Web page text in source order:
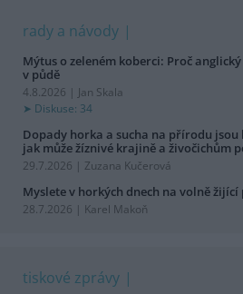
rady a návody
Mýtus o zeleném koberci: Proč
v půdě
4.8.2026 | Jan Skala
Diskuse: 34
Dopady horka a sucha na přírodu jsou
jak může žíznivé krajině a živočichům
29.7.2026 | Zuzana Kučerová
Myslete v horkých dnech na volně
28.7.2026 | Karel Makoň
tiskové zprávy